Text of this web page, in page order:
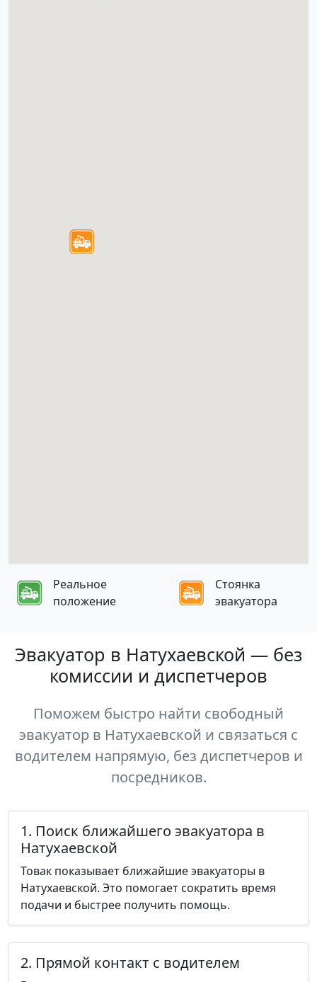
Реальное
положение
Стоянка
эвакуатора
Эвакуатор в Натухаевской — без
комиссии и диспетчеров
Поможем быстро найти свободный
эвакуатор в Натухаевской и связаться с
водителем напрямую, без диспетчеров и
посредников.
1. Поиск ближайшего эвакуатора в
Натухаевской
Товак показывает ближайшие эвакуаторы в
Натухаевской. Это помогает сократить время
подачи и быстрее получить помощь.
2. Прямой контакт с водителем